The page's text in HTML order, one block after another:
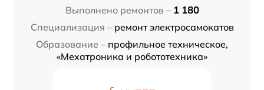
Выполнено ремонтов – 1 180
Специализация – ремонт электросамокатов
Образование – профильное техническое,
«Мехатроника и робототехника»